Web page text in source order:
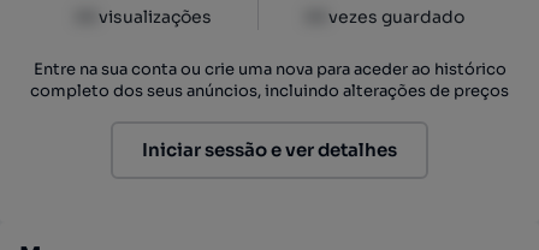
visualizações vezes guardado
Entre na sua conta ou crie uma nova para aceder ao histórico
completo dos seus anúncios, incluindo alterações de preços
Iniciar sessão e ver detalhes